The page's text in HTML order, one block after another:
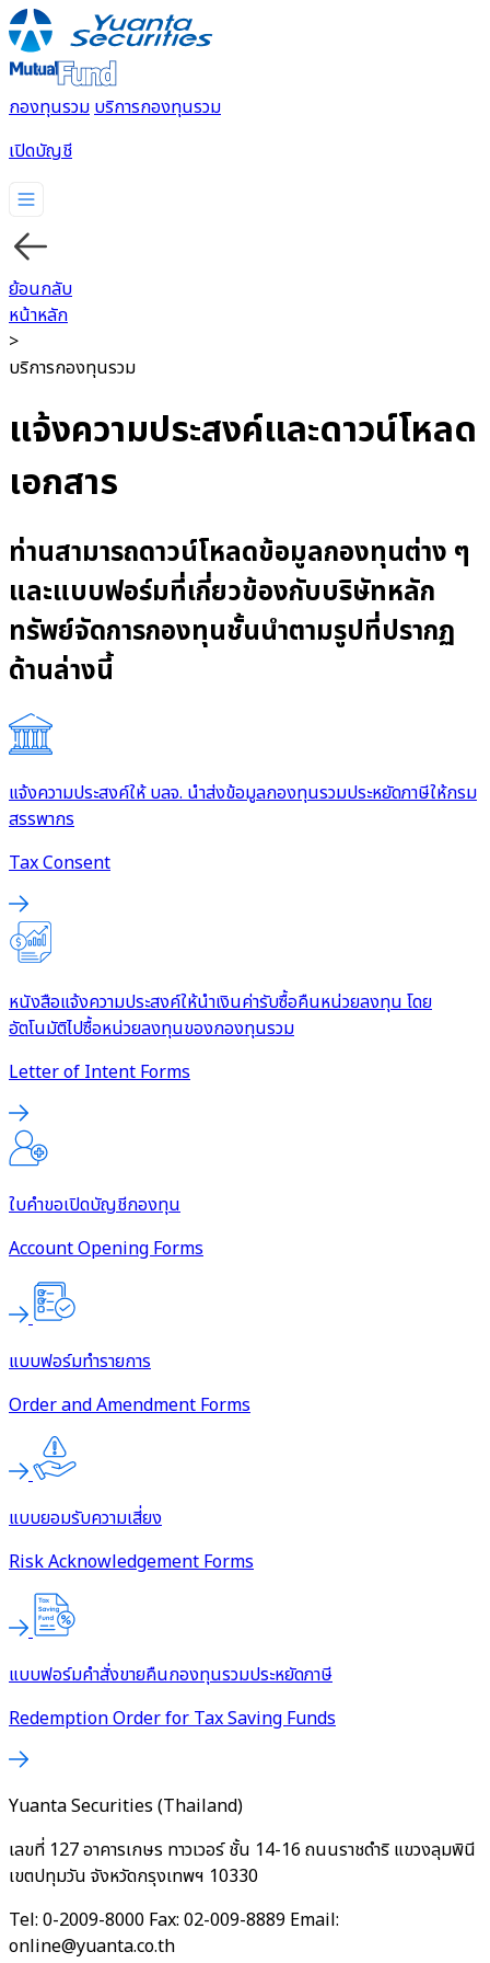
กองทุนรวมบริการกองทุนรวม
เปิดบัญชี
กองทุนรวม
ย้อนกลับ
หน้าหลัก
>
บริการกองทุนรวม
แจ้งความประสงค์และดาวน์โหลด
เอกสาร
ท่านสามารถดาวน์โหลดข้อมูลกองทุนต่าง ๆ
และแบบฟอร์มที่เกี่ยวข้องกับบริษัทหลัก
ทรัพย์จัดการกองทุนชั้นนำตามรูปที่ปรากฏ
ด้านล่างนี้
แจ้งความประสงค์ให้ บลจ. นำส่งข้อมูลกองทุนรวมประหยัดภาษีให้กรม
สรรพากร
Tax Consent
หนังสือแจ้งความประสงค์ให้นำเงินค่ารับซื้อคืนหน่วยลงทุน โดย
อัตโนมัติไปซื้อหน่วยลงทุนของกองทุนรวม
Letter of Intent Forms
ใบคำขอเปิดบัญชีกองทุน
Account Opening Forms
แบบฟอร์มทำรายการ
Order and Amendment Forms
แบบยอมรับความเสี่ยง
Risk Acknowledgement Forms
แบบฟอร์มคำสั่งขายคืนกองทุนรวมประหยัดภาษี
Redemption Order for Tax Saving Funds
Yuanta Securities (Thailand)
เลขที่ 127 อาคารเกษร ทาวเวอร์ ชั้น 14-16 ถนนราชดำริ แขวงลุมพินี
เขตปทุมวัน จังหวัดกรุงเทพฯ 10330
Tel: 0-2009-8000 Fax: 02-009-8889 Email:
online@yuanta.co.th